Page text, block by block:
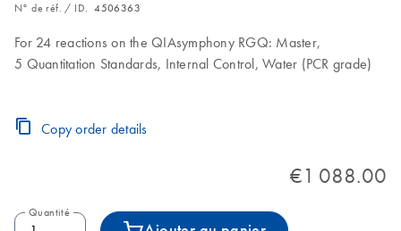
N° de réf. / ID.4506363
For 24 reactions on the QIAsymphony RGQ: Master,
5 Quantitation Standards, Internal Control, Water (PCR grade)
Copy order details
€1 088.00
Quantité